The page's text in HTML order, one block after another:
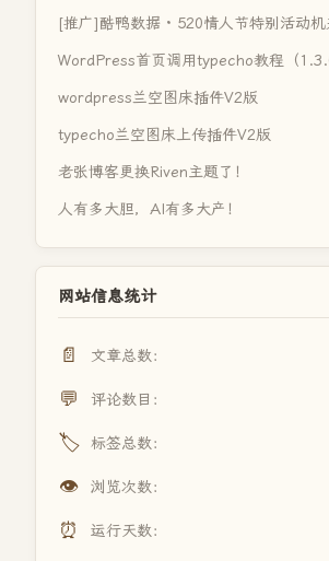
[推广]酷鸭数据 · 520情人节特别活动机
WordPress首页调用typecho教程（
wordpress兰空图床插件V2版
typecho兰空图床上传插件V2版
老张博客更换Riven主题了！
人有多大胆，AI有多大产！
网站信息统计
📄 文章总数：
💬 评论数目：
🏷️ 标签总数：
👁️ 浏览次数：
⏰ 运行天数：